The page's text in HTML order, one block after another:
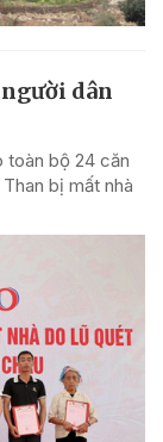
dân
toàn bộ 24 căn
bị mất nhà